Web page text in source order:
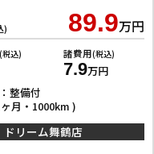
) 89.9万円
(税込) 諸費用(税込)
7.9万円
整備付
月・1000km )
ドリーム舞鶴店